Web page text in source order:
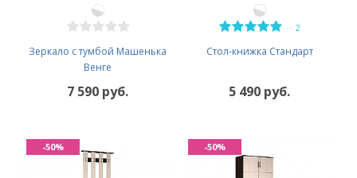
Зеркало с тумбой Машенька
Венге
7 590 руб.
2
Стол-книжка Стандарт
5 490 руб.
-50% -50%